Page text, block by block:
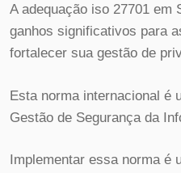
A adequação iso 27701 em
ganhos significativos para
fortalecer sua gestão de
Esta norma internacional é
Gestão de Segurança da
Implementar essa norma é